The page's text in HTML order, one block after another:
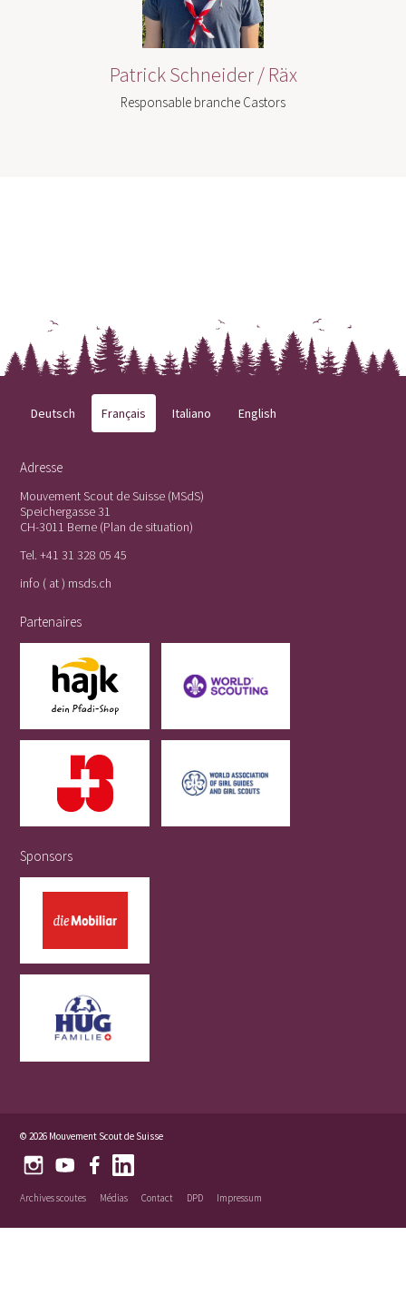
Patrick Schneider / Räx
Responsable branche Castors
Deutsch Français Italiano English
Adresse
Mouvement Scout de Suisse (MSdS)
Speichergasse 31
CH-3011 Berne (Plan de situation)
Tel.+41 31 328 05 45
info ( at ) msds.ch
Partenaires
Sponsors
© 2026 Mouvement Scout de Suisse
Archives scoutes Médias Contact DPD Impressum